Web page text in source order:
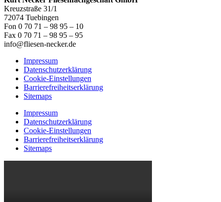
Kreuzstraße 31/1
72074 Tuebingen
Fon 0 70 71 – 98 95 – 10
Fax 0 70 71 – 98 95 – 95
info@fliesen-necker.de
Impressum
Datenschutzerklärung
Cookie-Einstellungen
Barrierefreiheitserklärung
Sitemaps
Impressum
Datenschutzerklärung
Cookie-Einstellungen
Barrierefreiheitserklärung
Sitemaps